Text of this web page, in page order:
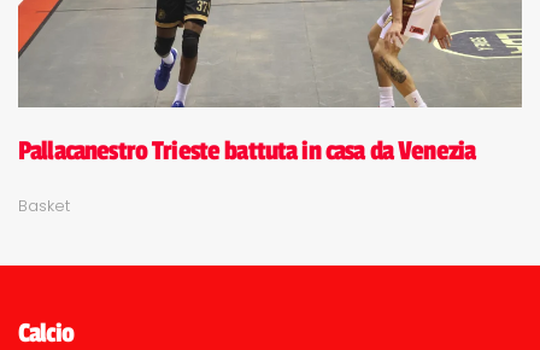
Pallacanestro Trieste battuta in casa da Venezia
Basket
Calcio